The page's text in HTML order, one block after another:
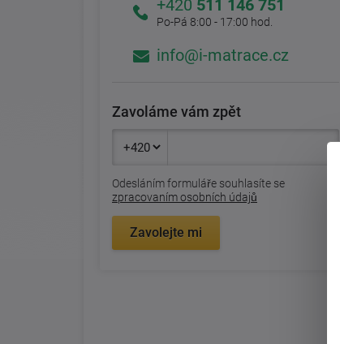
+420 511 146 751
Po-Pá 8:00 - 17:00 hod.
info@i-matrace.cz
Zavoláme vám zpět
Odesláním formuláře souhlasíte se
zpracovaním osobních údajů
Zavolejte mi